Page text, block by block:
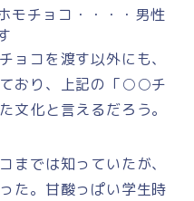
モチョコ・・・・男性
ョコを渡す以外にも、
おり、上記の「○○チ
文化と言えるだろう。
までは知っていたが、
た。甘酸っぱい学生時